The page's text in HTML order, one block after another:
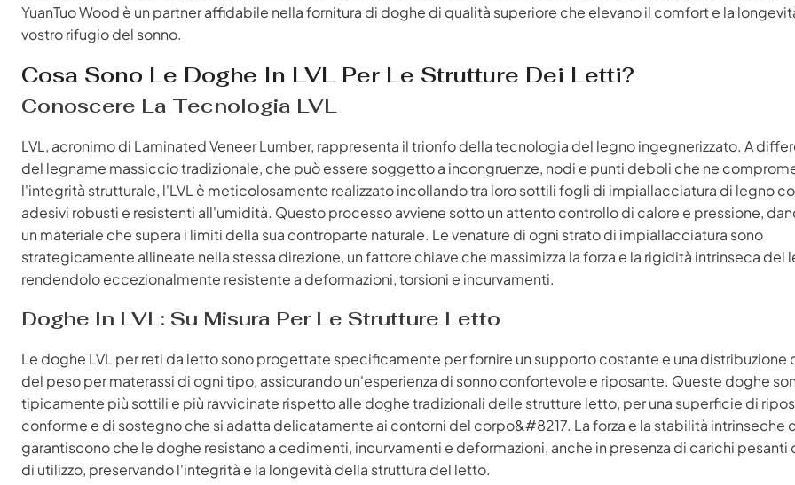
YuanTuo Wood è un partner affidabile nella fornitura di doghe di qualità superiore che elevano il comfort e la
vostro rifugio del sonno.
Cosa Sono Le Doghe In LVL Per Le Strutture Dei Letti?
Conoscere La Tecnologia LVL
LVL, acronimo di Laminated Veneer Lumber, rappresenta il trionfo della tecnologia del legno ingegnerizzato. A
del legname massiccio tradizionale, che può essere soggetto a incongruenze, nodi e punti deboli che ne
l'integrità strutturale, l'LVL è meticolosamente realizzato incollando tra loro sottili fogli di impiallacciatura di legno
adesivi robusti e resistenti all'umidità. Questo processo avviene sotto un attento controllo di calore e pressione,
un materiale che supera i limiti della sua controparte naturale. Le venature di ogni strato di impiallacciatura sono
strategicamente allineate nella stessa direzione, un fattore chiave che massimizza la forza e la rigidità intrinseca del
rendendolo eccezionalmente resistente a deformazioni, torsioni e incurvamenti.
Doghe In LVL: Su Misura Per Le Strutture Letto
Le doghe LVL per reti da letto sono progettate specificamente per fornire un supporto costante e una distribuzione
del peso per materassi di ogni tipo, assicurando un'esperienza di sonno confortevole e riposante. Queste doghe
tipicamente più sottili e più ravvicinate rispetto alle doghe tradizionali delle strutture letto, per una superficie di
conforme e di sostegno che si adatta delicatamente ai contorni del corpo&#8217. La forza e la stabilità intrinseche
garantiscono che le doghe resistano a cedimenti, incurvamenti e deformazioni, anche in presenza di carichi pesanti
di utilizzo, preservando l'integrità e la longevità della struttura del letto.